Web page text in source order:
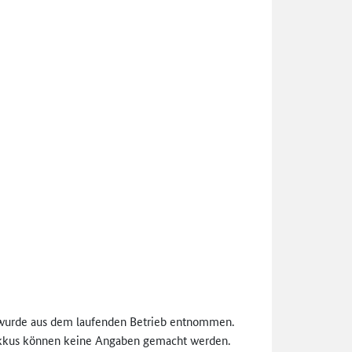
aus dem laufenden Betrieb entnommen.
können keine Angaben gemacht werden.